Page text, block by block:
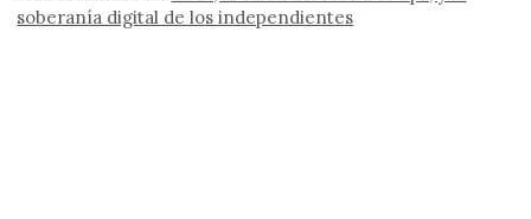
soberanía digital de los independientes